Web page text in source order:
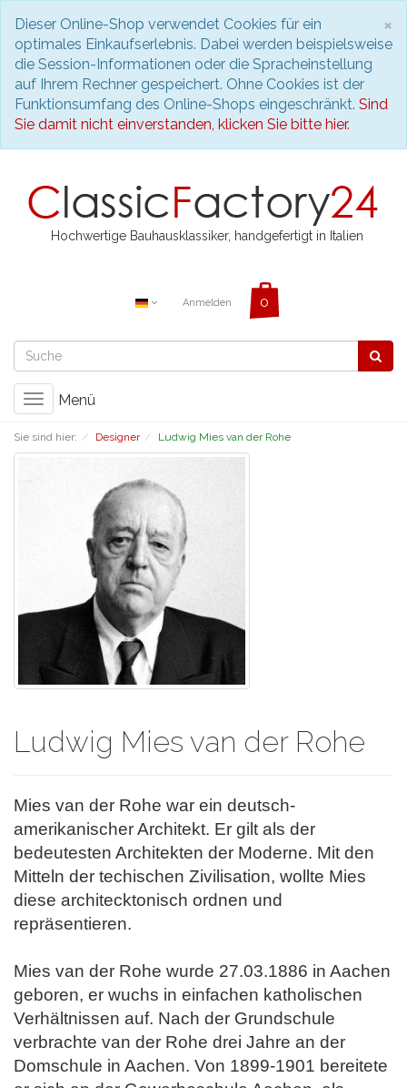
×
Dieser Online-Shop verwendet Cookies für ein
optimales Einkaufserlebnis. Dabei werden beispielsweise
die Session-Informationen oder die Spracheinstellung
auf Ihrem Rechner gespeichert. Ohne Cookies ist der
Funktionsumfang des Online-Shops eingeschränkt. Sind
Sie damit nicht einverstanden, klicken Sie bitte hier.
Hochwertige Bauhausklassiker, handgefertigt in Italien
Anmelden
Toggle
Menü
Sie sind hier: Designer Ludwig Mies van der Rohe
Ludwig Mies van der Rohe
Mies van der Rohe war ein deutsch-
amerikanischer Architekt. Er gilt als der
bedeutesten Architekten der Moderne. Mit den
Mitteln der techischen Zivilisation, wollte Mies
diese architecktonisch ordnen und
repräsentieren.
Mies van der Rohe wurde 27.03.1886 in Aachen
geboren, er wuchs in einfachen katholischen
Verhältnissen auf. Nach der Grundschule
verbrachte van der Rohe drei Jahre an der
Domschule in Aachen. Von 1899-1901 bereitete